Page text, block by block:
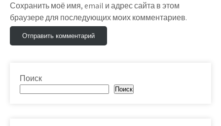
Сохранить моё имя, email и адрес сайта в этом
браузере для последующих моих комментариев.
Поиск
Поиск